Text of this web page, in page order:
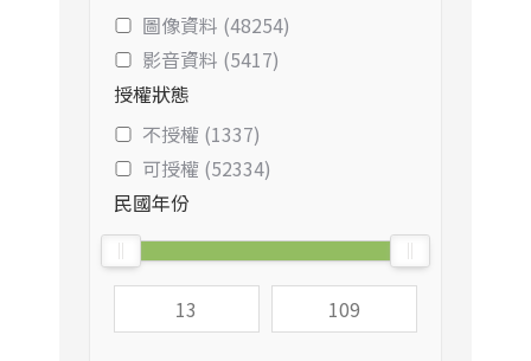
圖像資料 (48254)
影音資料 (5417)
授權狀態
不授權 (1337)
可授權 (52334)
民國年份